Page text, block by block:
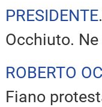
PRESIDENTE
Occhiuto.
ROBERTO
Fiano